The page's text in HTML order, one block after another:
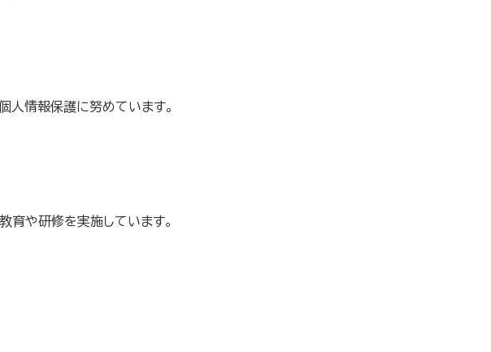
人情報保護に努めています。
育や研修を実施しています。